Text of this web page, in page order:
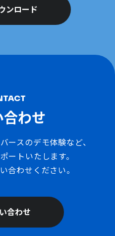
ンロード
合わせ
ースのデモ体験など、
ートいたします。
合わせください。
合わせ